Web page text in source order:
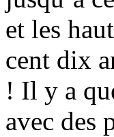
et les
cent dix
! Il y a
avec des